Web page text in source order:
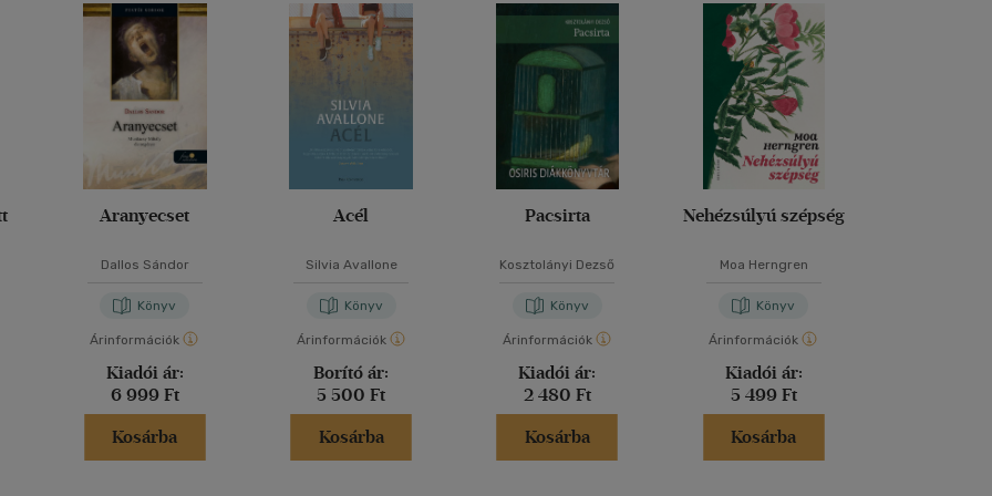
Aranyecset
Dallos Sándor
Könyv
Árinformációk
Kiadói ár:
6 999 Ft
Kosárba
Acél
Silvia Avallone
Könyv
Árinformációk
Borító ár:
5 500 Ft
Kosárba
Pacsirta
Kosztolányi Dezső
Könyv
Árinformációk
Kiadói ár:
2 480 Ft
Kosárba
Nehézsúlyú szépség
Moa Herngren
Könyv
Árinformációk
Kiadói ár:
5 499 Ft
Kosárba